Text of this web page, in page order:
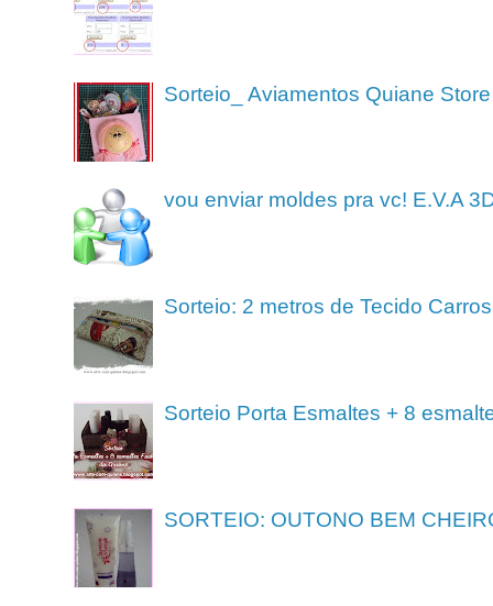
Sorteio_ Aviamentos Quiane Store
vou enviar moldes pra vc! E.V.A
Sorteio: 2 metros de Tecido Carros
Sorteio Porta Esmaltes + 8
SORTEIO: OUTONO BEM